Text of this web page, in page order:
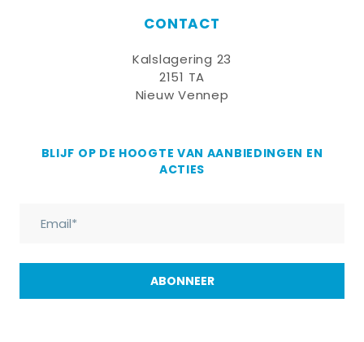
CONTACT
Kalslagering 23
2151 TA
Nieuw Vennep
BLIJF OP DE HOOGTE VAN AANBIEDINGEN EN
ACTIES
ABONNEER